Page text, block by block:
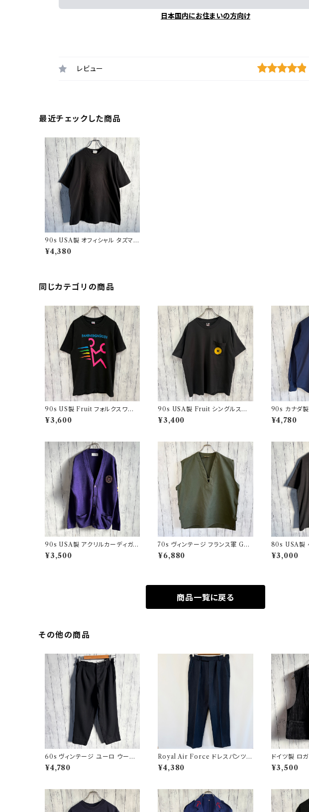
日本国内にお住まいの方向け
レビュー
最近チェックした商品
90s USA製 オフィシャル タズマニ
アンデビル シングルステッチTシャ
ツ ヴィンテージTシャツ ルーニー
¥4,380
同じカテゴリの商品
90s US製 Fruit フォルクスワー
ゲン シングルステッチTシャツ ヴィ
ンテージTシャツ アド 企業
¥3,600
90s USA製 Fruit シングルステッ
チTシャツ ポケットT screenstar
s ヴィンテージ
¥3,400
90s カナダ製
ンダウンシ
¥4,780
90s USA製 アクリルカーディガン
レタード 紫 アメリカ製
¥3,500
70s ヴィンテージ フランス軍 GA
Oベスト ミリタリーベスト ユーロ
ミリタリー
¥6,880
80s USA製
ングルステッ
ジTシャツ ポ
¥3,000
商品一覧に戻る
その他の商品
60s ヴィンテージ ユーロ ウール
パンツ スラックス ビンテージ 32
¥4,780
Royal Air Force ドレスパンツ
イギリス軍 スラックス ミリタリーパ
ンツ 8
¥4,380
ドイツ製 ロ
イベスト ワー
レスト
¥3,500